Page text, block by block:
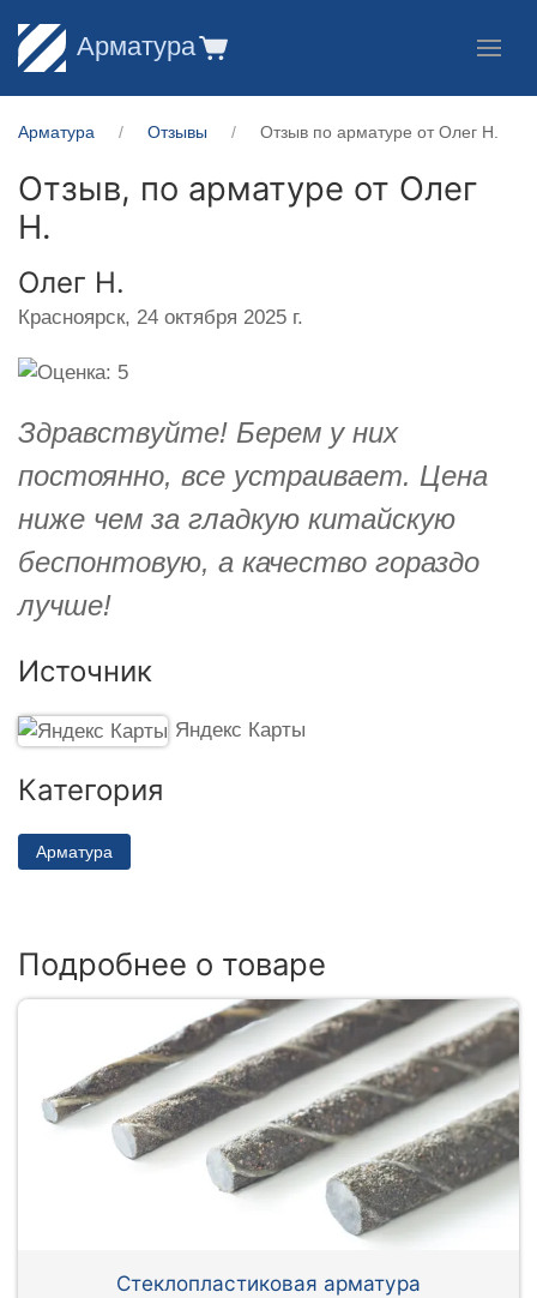
Арматура
Арматура Отзывы Отзыв по арматуре от Олег Н.
Отзыв, по арматуре от Олег
Н.
Олег Н.
Красноярск, 24 октября 2025 г.
Здравствуйте! Берем у них
постоянно, все устраивает. Цена
ниже чем за гладкую китайскую
беспонтовую, а качество гораздо
лучше!
Источник
Яндекс Карты
Категория
Арматура
Подробнее о товаре
Стеклопластиковая арматура